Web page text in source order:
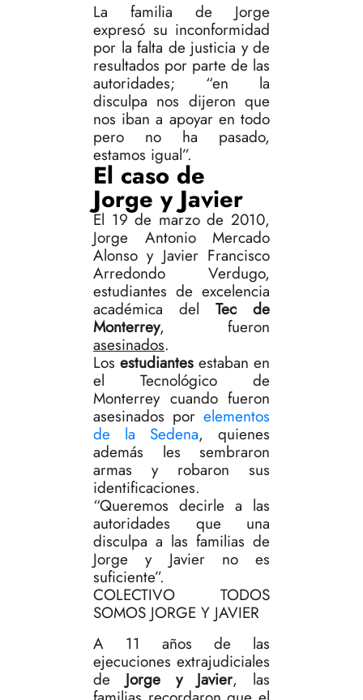
La familia de Jorge
expresó su inconformidad
por la falta de justicia y de
resultados por parte de las
autoridades; “en la
disculpa nos dijeron que
nos iban a apoyar en todo
pero no ha pasado,
estamos igual”.
El caso de
Jorge y Javier
El 19 de marzo de 2010,
Jorge Antonio Mercado
Alonso y Javier Francisco
Arredondo Verdugo,
estudiantes de excelencia
académica del Tec de
Monterrey, fueron
asesinados.
Los estudiantes estaban en
el Tecnológico de
Monterrey cuando fueron
asesinados por elementos
de la Sedena, quienes
además les sembraron
armas y robaron sus
identificaciones.
“Queremos decirle a las
autoridades que una
disculpa a las familias de
Jorge y Javier no es
suficiente”.
COLECTIVO TODOS
SOMOS JORGE Y JAVIER
A 11 años de las
ejecuciones extrajudiciales
de Jorge y Javier, las